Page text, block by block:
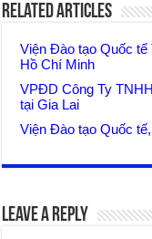
Related Articles
Viện Đào tạo Quốc
Hồ Chí Minh
VPĐD Công Ty
tại Gia Lai
Viện Đào tạo Quốc
Leave a Reply